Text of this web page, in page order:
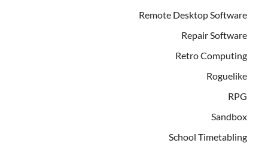
Remote Desktop Software
Repair Software
Retro Computing
Roguelike
RPG
Sandbox
School Timetabling